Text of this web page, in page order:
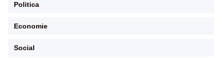
Politica
Economie
Social